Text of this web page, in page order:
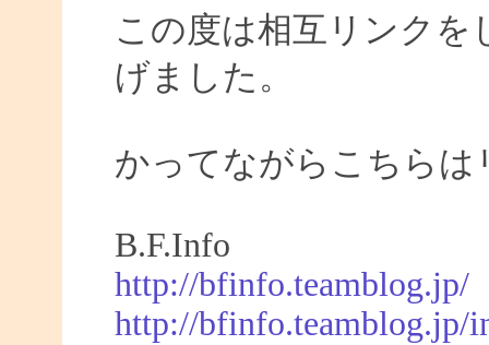
この度は相互リンクを
げました。
かってながらこちら
B.F.Info
http://bfinfo.teamblog.jp/
http://bfinfo.teamblog.jp/